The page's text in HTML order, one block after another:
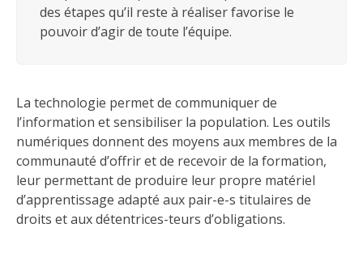
des étapes qu’il reste à réaliser favorise le
pouvoir d’agir de toute l’équipe.
La technologie permet de communiquer de
l’information et sensibiliser la population. Les outils
numériques donnent des moyens aux membres de la
communauté d’offrir et de recevoir de la formation,
leur permettant de produire leur propre matériel
d’apprentissage adapté aux pair-e-s titulaires de
droits et aux détentrices-teurs d’obligations.